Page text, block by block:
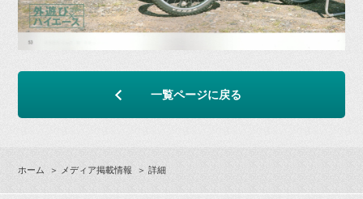
一覧ページに戻る
ホーム ＞ メディア掲載情報 ＞ 詳細